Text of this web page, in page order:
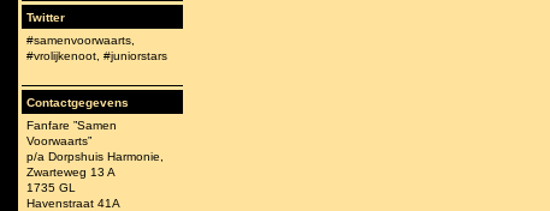
Twitter
#samenvoorwaarts,
#vrolijkenoot, #juniorstars
Contactgegevens
Fanfare ”Samen
Voorwaarts”
p/a Dorpshuis Harmonie,
Zwarteweg 13 A
1735 GL
Havenstraat 41A